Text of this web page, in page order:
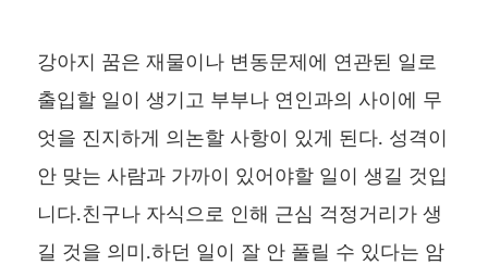
강아지 꿈은 재물이나 변동문제에 연관된 일로
출입할 일이 생기고 부부나 연인과의 사이에 무
엇을 진지하게 의논할 사항이 있게 된다. 성격이
안 맞는 사람과 가까이 있어야할 일이 생길 것입
니다.친구나 자식으로 인해 근심 걱정거리가 생
길 것을 의미.하던 일이 잘 안 풀릴 수 있다는 암